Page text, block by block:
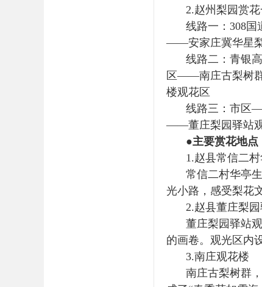
2.赵州梨园赏
线路一：308
——安家庄冀华星
线路二：青银
区——南庄古梨树
楼观花区
线路三：市区
——董庄梨园驿站
●主要赏花地点
1.赵县常信二
常信二村华亭
光小路，感受梨花
2.赵县董庄梨
董庄梨园驿站
的画卷。观光区内
3.南庄观花楼
南庄古梨树群